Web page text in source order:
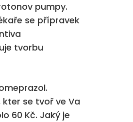
pumpy.
se přípravek
tvorbu
se tvoř ve Va
60 Kč. Jaký je